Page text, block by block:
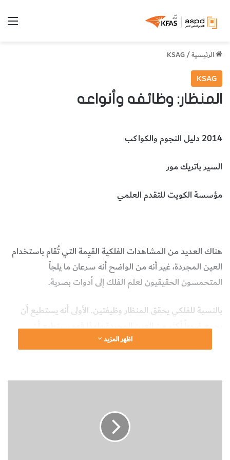
الرئيسية/
KSAG
KSAG
المنظار: وظائفه وأنواعه
2014 دليل النجوم والكواكب
السير باتريك مور
مؤسسة الكويت للتقدم العلمي
هناك العديد من المشاهدات الفلكية القيِمة التي تُقام باستخدام
العين المجردة، غير أنه من الواضح أنه سرعان ما يلجاْ
المتحمسون الحقيقيون لعلم الفلك إلى أدوات بصرية.
بالنسبة للفلكي يحقق المنظار وظيفتين. الأولى أنه يستطيع أن
يجمع ضوءاً أكثر من العين المجردة،ولهذا فهو يستطيع أن
بالعين المجردة، وتسمى هذه الوظيفة الأخيرة للمنظار.
هناك نوعان رئيسيان للمناظير:
اظهر المزيد